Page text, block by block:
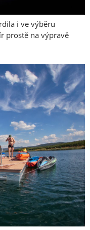
i ve výběru
prostě na výpravě